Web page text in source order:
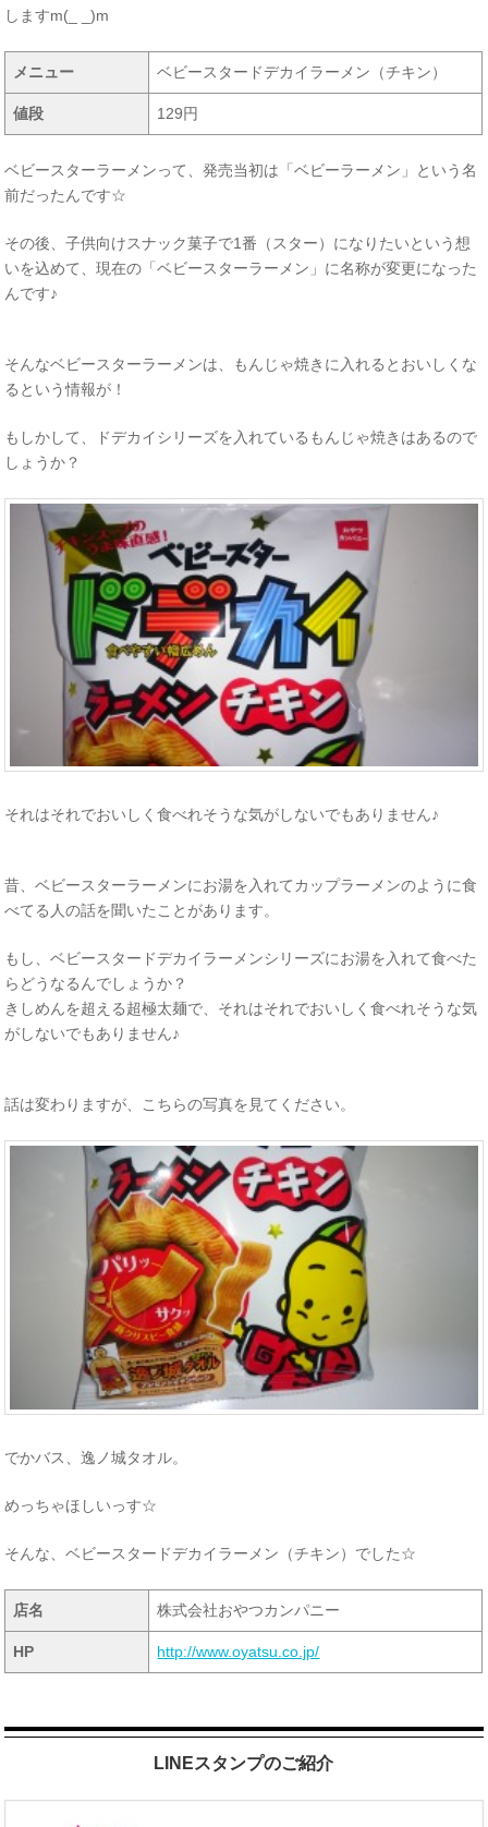
しますm(_ _)m
メニュー ベビースタードデカイラーメン（チキン）
値段 129円
ベビースターラーメンって、発売当初は「ベビーラーメン」という名
前だったんです☆
その後、子供向けスナック菓子で1番（スター）になりたいという想
いを込めて、現在の「ベビースターラーメン」に名称が変更になった
んです♪
そんなベビースターラーメンは、もんじゃ焼きに入れるとおいしくな
るという情報が！
もしかして、ドデカイシリーズを入れているもんじゃ焼きはあるので
しょうか？
それはそれでおいしく食べれそうな気がしないでもありません♪
昔、ベビースターラーメンにお湯を入れてカップラーメンのように食
べてる人の話を聞いたことがあります。
もし、ベビースタードデカイラーメンシリーズにお湯を入れて食べた
らどうなるんでしょうか？
きしめんを超える超極太麺で、それはそれでおいしく食べれそうな気
がしないでもありません♪
話は変わりますが、こちらの写真を見てください。
でかバス、逸ノ城タオル。
めっちゃほしいっす☆
そんな、ベビースタードデカイラーメン（チキン）でした☆
店名 株式会社おやつカンパニー
HP http://www.oyatsu.co.jp/
LINEスタンプのご紹介